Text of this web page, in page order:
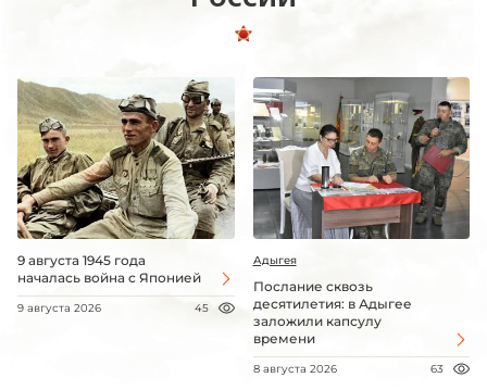
9 августа 1945 года
началась война с Японией
9 августа 2026 45
Адыгея
Послание сквозь
десятилетия: в Адыгее
заложили капсулу
времени
8 августа 2026 63